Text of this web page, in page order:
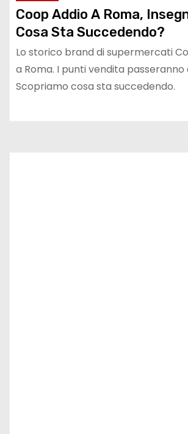
Coop Addio A Roma,
Cosa Sta Succedendo?
Lo storico brand di supermercati
a Roma. I punti vendita passeranno
Scopriamo cosa sta succedendo.